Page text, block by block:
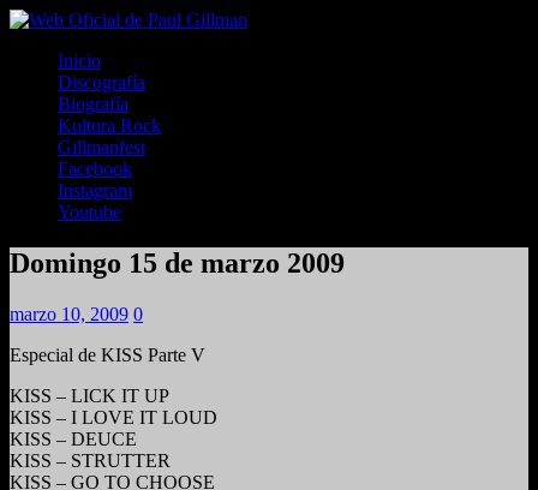
Inicio
Discografía
Biografía
Kultura Rock
Gillmanfest
Facebook
Instagram
Youtube
Domingo 15 de marzo 2009
marzo 10, 2009 0
Especial de KISS Parte V
KISS – LICK IT UP
KISS – I LOVE IT LOUD
KISS – DEUCE
KISS – STRUTTER
KISS – GO TO CHOOSE